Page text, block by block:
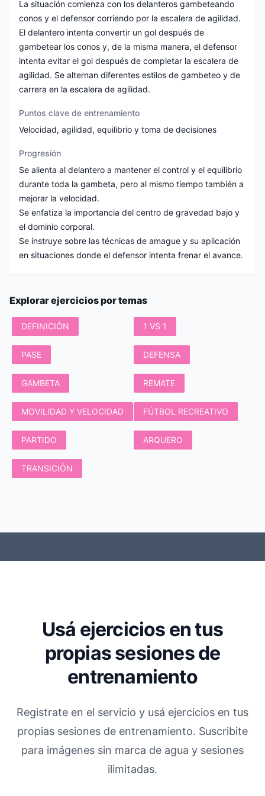
La situación comienza con los delanteros gambeteando
conos y el defensor corriendo por la escalera de agilidad.
El delantero intenta convertir un gol después de
gambetear los conos y, de la misma manera, el defensor
intenta evitar el gol después de completar la escalera de
agilidad. Se alternan diferentes estilos de gambeteo y de
carrera en la escalera de agilidad.
Puntos clave de entrenamiento
Velocidad, agilidad, equilibrio y toma de decisiones
Progresión
Se alienta al delantero a mantener el control y el equilibrio
durante toda la gambeta, pero al mismo tiempo también a
mejorar la velocidad.
Se enfatiza la importancia del centro de gravedad bajo y
el dominio corporal.
Se instruye sobre las técnicas de amague y su aplicación
en situaciones donde el defensor intenta frenar el avance.
Explorar ejercicios por temas
DEFINICIÓN 1 VS 1
PASE DEFENSA
GAMBETA REMATE
MOVILIDAD Y VELOCIDAD FÚTBOL RECREATIVO
PARTIDO ARQUERO
TRANSICIÓN
Usá ejercicios en tus
propias sesiones de
entrenamiento
Registrate en el servicio y usá ejercicios en tus
propias sesiones de entrenamiento. Suscribite
para imágenes sin marca de agua y sesiones
ilimitadas.